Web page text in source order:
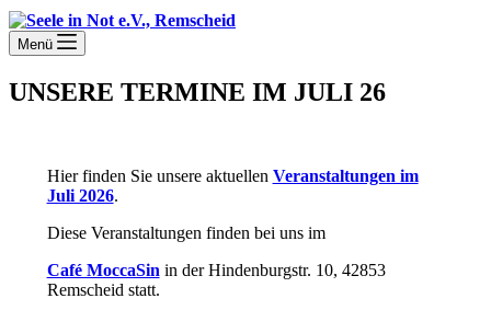
Menü
UNSERE TERMINE IM JULI 26
Hier finden Sie unsere aktuellen Veranstaltungen im
Juli 2026.
Diese Veranstaltungen finden bei uns im
Café MoccaSin in der Hindenburgstr. 10, 42853
Remscheid statt.